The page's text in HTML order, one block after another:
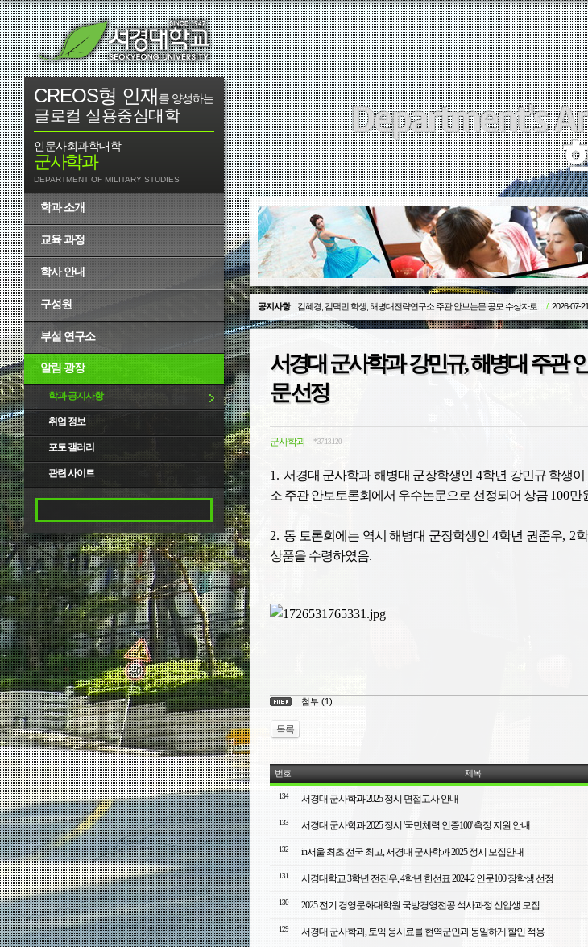
CREOS형 인재 를 양성하는
글로컬 실용중심대학
인문사회과학대학
군사학과
DEPARTMENT OF MILITARY STUDIES
학과 소개
교육 과정
학사 안내
구성원
부설 연구소
알림 광장
학과 공지사항
취업 정보
포토 갤러리
관련 사이트
공지사항: 김혜경, 김택민 학생, 해병대전략연구소 주관 안보논문 공모 수상자로... / 2026-07-21
서경대 군사학과 강민규, 해병대 주관
문 선정
군사학과 *.37.13.120
1. 서경대 군사학과 해병대 군장학생인4학년 강민규 학생이
소 주관 안보토론회에서 우수논문으로 선정되어 상금 100만
2. 동 토론회에는 역시 해병대 군장학생인4학년 권준우, 2
상품을 수령하였음.
첨부 (1)
목록
번호 제목
134 서경대 군사학과 2025 정시 면접고사 안내
133 서경대 군사학과 2025 정시 '국민체력 인증100' 측정 지원 안내
132 in서울 최초 전국 최고, 서경대 군사학과 2025 정시 모집안내
131 서경대학교 3학년 전진우, 4학년 한선표 2024-2 인문100 장학생 선정
130 2025 전기 경영문화대학원 국방경영전공 석사과정 신입생 모집
129 서경대 군사학과, 토익 응시료를 현역군인과 동일하게 할인 적용